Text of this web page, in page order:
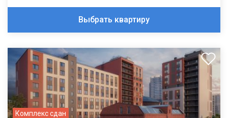
Выбрать квартиру
Комплекс сдан